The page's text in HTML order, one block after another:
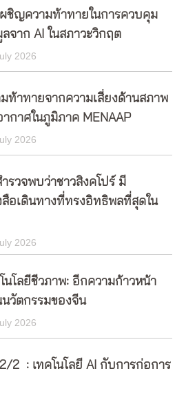
ผชิญความท้าทายในการควบคุม
จาก AI ในสภาวะวิกฤต
2026
ท้าทายจากความเสี่ยงด้านสภาพ
กาศในภูมิภาค MENAAP
2026
รวจพบว่าชาวสิงคโปร์ มี
อเดินทางที่ทรงอิทธิพลที่สุดใน
2026
นโลยีชีวภาพ: อีกความก้าวหน้า
นวัตกรรมของจีน
2026
2 : เทคโนโลยี AI กับการก่อการ